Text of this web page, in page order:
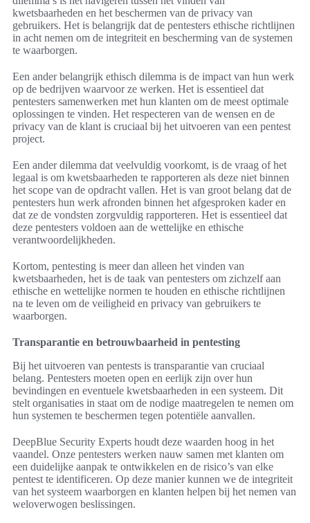
kwetsbaarheden en het beschermen van de privacy van
gebruikers. Het is belangrijk dat de pentesters ethische richtlijnen
in acht nemen om de integriteit en bescherming van de systemen
te waarborgen.
Een ander belangrijk ethisch dilemma is de impact van hun werk
op de bedrijven waarvoor ze werken. Het is essentieel dat
pentesters samenwerken met hun klanten om de meest optimale
oplossingen te vinden. Het respecteren van de wensen en de
privacy van de klant is cruciaal bij het uitvoeren van een pentest
project.
Een ander dilemma dat veelvuldig voorkomt, is de vraag of het
legaal is om kwetsbaarheden te rapporteren als deze niet binnen
het scope van de opdracht vallen. Het is van groot belang dat de
pentesters hun werk afronden binnen het afgesproken kader en
dat ze de vondsten zorgvuldig rapporteren. Het is essentieel dat
deze pentesters voldoen aan de wettelijke en ethische
verantwoordelijkheden.
Kortom, pentesting is meer dan alleen het vinden van
kwetsbaarheden, het is de taak van pentesters om zichzelf aan
ethische en wettelijke normen te houden en ethische richtlijnen
na te leven om de veiligheid en privacy van gebruikers te
waarborgen.
Transparantie en betrouwbaarheid in pentesting
Bij het uitvoeren van pentests is transparantie van cruciaal
belang. Pentesters moeten open en eerlijk zijn over hun
bevindingen en eventuele kwetsbaarheden in een systeem. Dit
stelt organisaties in staat om de nodige maatregelen te nemen om
hun systemen te beschermen tegen potentiële aanvallen.
DeepBlue Security Experts houdt deze waarden hoog in het
vaandel. Onze pentesters werken nauw samen met klanten om
een duidelijke aanpak te ontwikkelen en de risico’s van elke
pentest te identificeren. Op deze manier kunnen we de integriteit
van het systeem waarborgen en klanten helpen bij het nemen van
weloverwogen beslissingen.